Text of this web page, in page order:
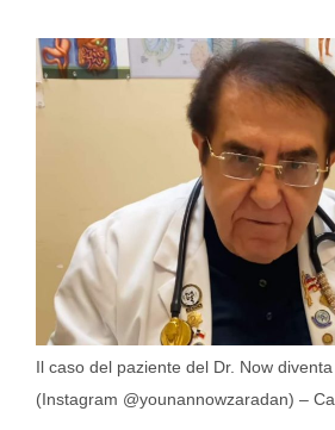
Il caso del paziente del Dr. Now
(Instagram @younannowzaradan) –